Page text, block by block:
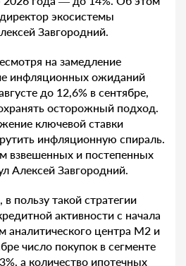
экосистемы
Завгородний.
на замедление
инфляционных ожиданий
до 12,6% в сентябре,
осторожный подход.
ключевой ставки
инфляционную спираль.
взвешенных и постепенных
Алексей Завгородний.
пользу такой стратегии
активности с начала
аналитического центра М2 и
число покупок в сегменте
а количество ипотечных